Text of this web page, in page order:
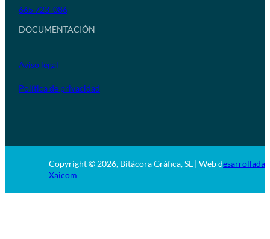
665 723 086
DOCUMENTACIÓN
Aviso legal
Política de privacidad
Copyright © 2026, Bitácora Gráfica, SL | Web desarrollada
Xaicom